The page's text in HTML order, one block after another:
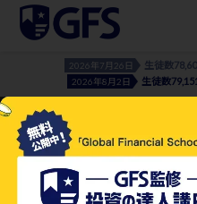
2026年7月26日 生徒数
2026年8月2日 生徒数